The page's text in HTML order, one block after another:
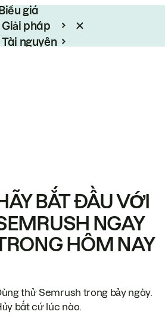
Biểu giá
Giải pháp
Tài nguyên
BẮT ĐẦU VỚI
NGAY
HÔM NAY
thử Semrush trong bảy ngày.
bất cứ lúc nào.